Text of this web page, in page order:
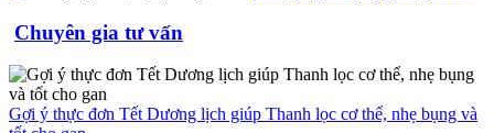
Chuyên gia tư vấn
Gợi ý thực đơn Tết Dương lịch giúp Thanh lọc cơ thể, nhẹ bụng và